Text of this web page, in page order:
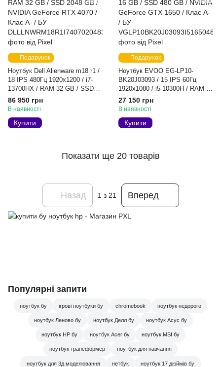
Подарунок
Ноутбук Dell Alienware m18 r1 /
18 IPS 480Гц 1920x1200 / i7-
13700HX / RAM 32 GB / SSD
2048 GB / NVIDIA GeForce RTX
4070 / Клас A- / БУ
86 950 грн
В наявності
Купити
Подарунок
Ноутбук EVOO EG-LP10-
BK20J03093 / 15 IPS 60Гц
1920x1080 / i5-10300H / RAM 16
GB / SSD 480 GB / NVIDIA
GeForce GTX 1650 / Клас A- /
27 150 грн
В наявності
Купити
Показати ще 20 товарів
Назад 1 з 21 Вперед
Популярні запити
ноутбук бу ігрові ноутбуки бу chromebook ноутбук недорого
ноутбук Леново бу ноутбук Делл бу ноутбук Асус бу
ноутбук HP бу ноутбук Acer бу ноутбук MSI бу
ноутбук трансформер ноутбук для навчання
ноутбук для 3д моделювання нетбук ноутбук 17 дюймів бу